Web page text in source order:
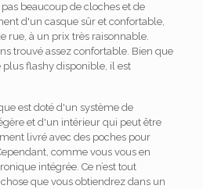
beaucoup de cloches et de
d'un casque sûr et confortable,
rue, à un prix très raisonnable.
trouvé assez confortable. Bien que
plus flashy disponible, il est
est doté d'un système de
et d'un intérieur qui peut être
livré avec des poches pour
comme vous vous en
intégrée. Ce n’est tout
que vous obtiendrez dans un